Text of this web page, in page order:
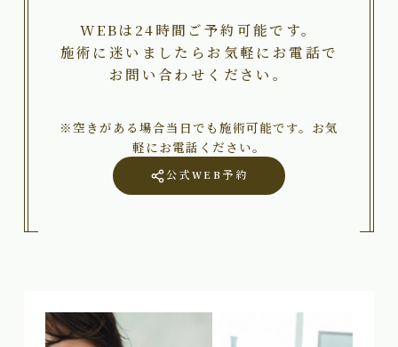
WEBは24時間ご予約可能です。
施術に迷いましたらお気軽にお電話で
お問い合わせください。
※空きがある場合当日でも施術可能です。お気
軽にお電話ください。
公式WEB予約